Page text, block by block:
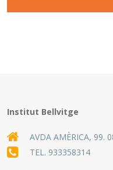
Institut Bellvitge
AVDA AMÈRICA, 99.
TEL. 933358314